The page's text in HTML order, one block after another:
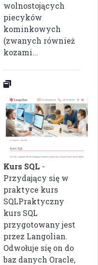
wolnostojących
piecyków
kominkowych
(zwanych również
kozami...
Kurs SQL -
Przydający się w
praktyce kurs
SQLPraktyczny
kurs SQL
przygotowany jest
przez Langolian.
Odwołuje się on do
baz danych Oracle,